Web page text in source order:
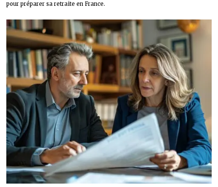
pour préparer sa retraite en France.